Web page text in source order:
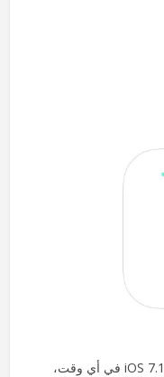
بينما يترقب المستخدمون إطلاق التحديث iOS 7.1 في أي وقت،